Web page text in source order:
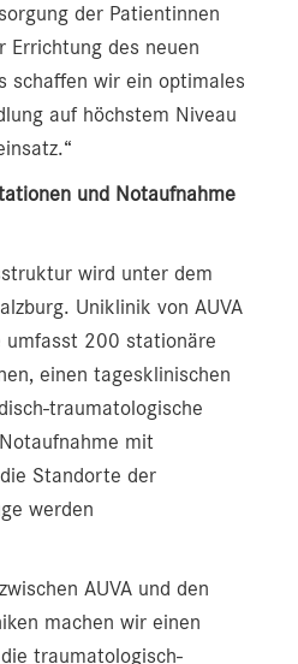
der Patientinnen
Errichtung des neuen
schaffen wir ein optimales
auf höchstem Niveau
und Notaufnahme
wird unter dem
Uniklinik von AUVA
umfasst 200 stationäre
einen tagesklinischen
traumatologische
mit
Standorte der
werden
AUVA und den
machen wir einen
traumatologisch-